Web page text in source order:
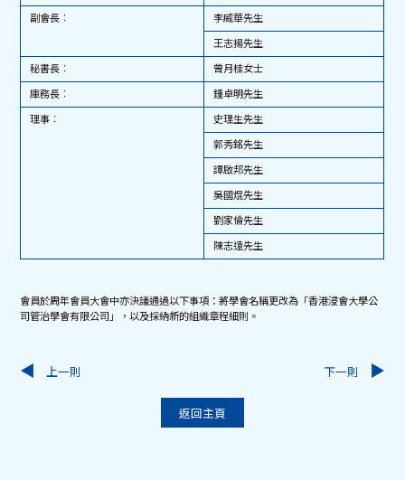
副會長︰
李威華先生
王志揚先生
秘書長︰
曾月桂女士
庫務長︰
鍾卓明先生
理事︰
史理生先生
郭秀銘先生
譚啟邦先生
吳國焜先生
劉家倫先生
陳志遠先生
會員於周年會員大會中亦決議通過以下事項：將學會名稱更改為「香港浸會大學公
司管治學會有限公司」，以及採納新的組織章程細則。
上一則
返回主頁
下一則